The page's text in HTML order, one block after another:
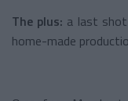
The plus: a last
home-made